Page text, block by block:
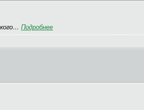
Подробнее